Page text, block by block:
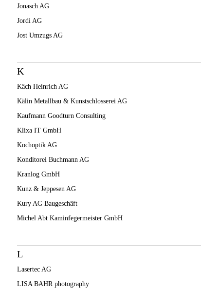
Jonasch AG
Jordi AG
Jost Umzugs AG
K
Käch Heinrich AG
Kälin Metallbau & Kunstschlosserei AG
Kaufmann Goodturn Consulting
Klixa IT GmbH
Kochoptik AG
Konditorei Buchmann AG
Kranlog GmbH
Kunz & Jeppesen AG
Kury AG Baugeschäft
Michel Abt Kaminfegermeister GmbH
L
Lasertec AG
LISA BAHR photography